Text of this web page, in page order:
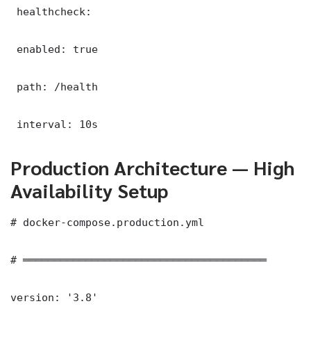
healthcheck:
enabled: true
path: /health
interval: 10s
Production Architecture — High
Availability Setup
# docker-compose.production.yml
# ═══════════════════════════════════════
version: '3.8'